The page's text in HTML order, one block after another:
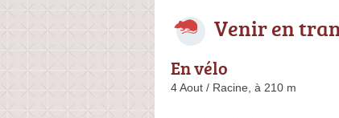
Venir en
En vélo
4 Aout / Racine, à 210 m